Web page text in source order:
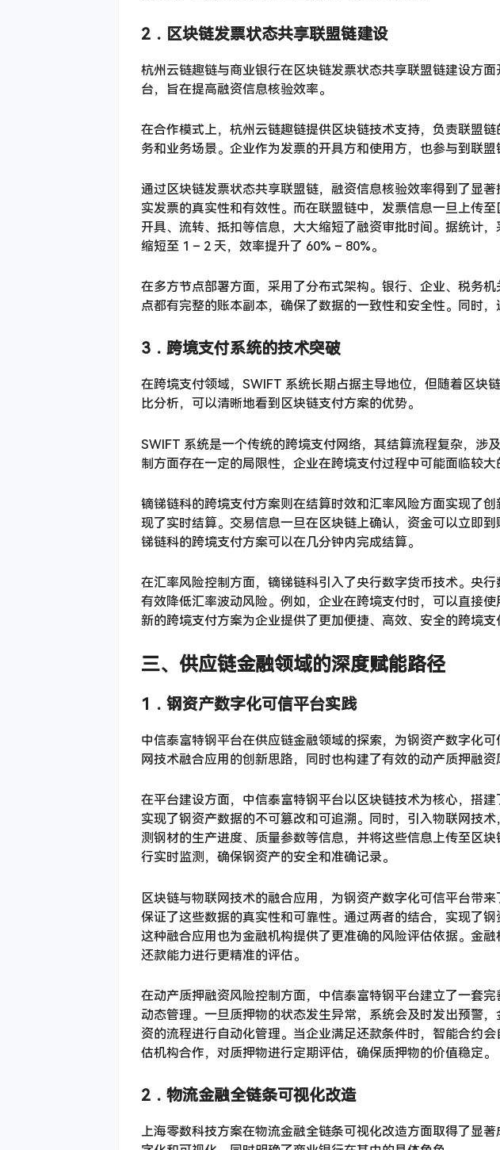
2． 区块链发票状态共享联盟链建设
杭州云链趣链与商业银行在区块链发票状态共享联盟链建设方
台，旨在提高融资信息核验效率。
在合作模式上，杭州云链趣链提供区块链技术支持，负责联盟
务和业务场景。企业作为发票的开具方和使用方，也参与到联盟
通过区块链发票状态共享联盟链，融资信息核验效率得到了显
实发票的真实性和有效性。而在联盟链中，发票信息一旦上传
开具、流转、抵扣等信息，大大缩短了融资审批时间。据统计
缩短至 1 – 2 天，效率提升了 60% – 80%。
在多方节点部署方面，采用了分布式架构。银行、企业、税务
点都有完整的账本副本，确保了数据的一致性和安全性。同时
3． 跨境支付系统的技术突破
在跨境支付领域，SWIFT 系统长期占据主导地位，但随着区块
比分析，可以清晰地看到区块链支付方案的优势。
SWIFT 系统是一个传统的跨境支付网络，其结算流程复杂，涉
制方面存在一定的局限性，企业在跨境支付过程中可能面临较大
镝锑链科的跨境支付方案则在结算时效和汇率风险方面实现了
现了实时结算。交易信息一旦在区块链上确认，资金可以立即
锑链科的跨境支付方案可以在几分钟内完成结算。
在汇率风险控制方面，镝锑链科引入了央行数字货币技术。央
有效降低汇率波动风险。例如，企业在跨境支付时，可以直接
新的跨境支付方案为企业提供了更加便捷、高效、安全的跨境支
三、 供应链金融领域的深度赋能路径
1． 钢资产数字化可信平台实践
中信泰富特钢平台在供应链金融领域的探索，为钢资产数字化
网技术融合应用的创新思路，同时也构建了有效的动产质押融资
在平台建设方面，中信泰富特钢平台以区块链技术为核心，搭
实现了钢资产数据的不可篡改和可追溯。同时，引入物联网技
测钢材的生产进度、质量参数等信息，并将这些信息上传至区
行实时监测，确保钢资产的安全和准确记录。
区块链与物联网技术的融合应用，为钢资产数字化可信平台带
保证了这些数据的真实性和可靠性。通过两者的结合，实现了
这种融合应用也为金融机构提供了更准确的风险评估依据。金
还款能力进行更精准的评估。
在动产质押融资风险控制方面，中信泰富特钢平台建立了一套
动态管理。一旦质押物的状态发生异常，系统会及时发出预警
资的流程进行自动化管理。当企业满足还款条件时，智能合约
估机构合作，对质押物进行定期评估，确保质押物的价值稳定。
2． 物流金融全链条可视化改造
上海零数科技方案在物流金融全链条可视化改造方面取得了显